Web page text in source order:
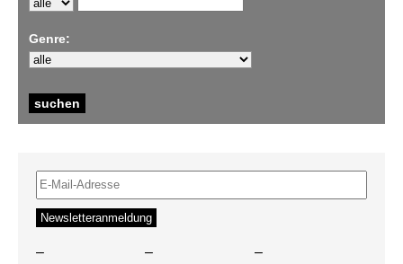
Genre:
– – –